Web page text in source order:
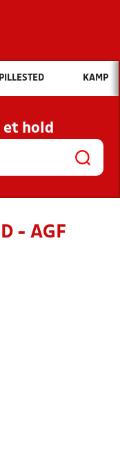
vil du søge efter?
OG NYHEDER
KLUBBER OG
KAMP
et hold
- AGF